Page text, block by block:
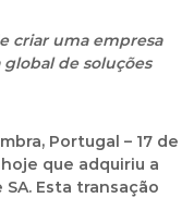
criar uma empresa
de soluções
Portugal – 17 de
que adquiriu a
Esta transação